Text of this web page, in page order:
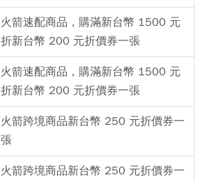
火箭速配商品，購滿新台幣 1500 元
折新台幣 200 元折價券一張
火箭速配商品，購滿新台幣 1500 元
折新台幣 200 元折價券一張
火箭跨境商品新台幣 250 元折價券一
張
火箭跨境商品新台幣 250 元折價券一